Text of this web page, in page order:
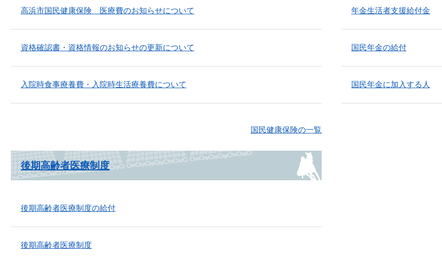
高浜市国民健康保険 医療費のお知らせについて
資格確認書・資格情報のお知らせの更新について
入院時食事療養費・入院時生活療養費について
国民健康保険の一覧
年金生活者支援給付金
国民年金の給付
国民年金に加入する人
後期高齢者医療制度
後期高齢者医療制度の給付
後期高齢者医療制度